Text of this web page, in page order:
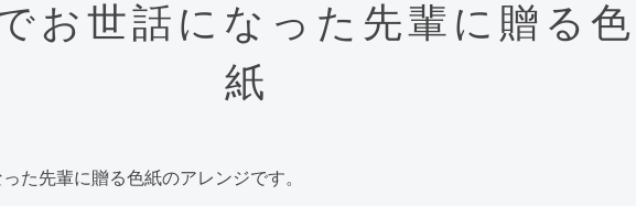
お世話になった先輩に贈る色
紙
た先輩に贈る色紙のアレンジです。